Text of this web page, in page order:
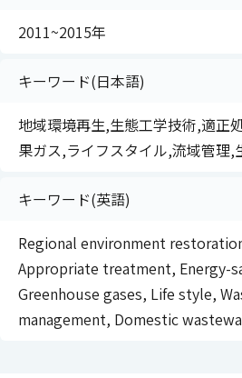
2011~2015年
キーワード(日本語)
地域環境再生,生態工学技術,適正
果ガス,ライフスタイル,流域管理,
キーワード(英語)
Regional environment
Appropriate treatment, Energy-
Greenhouse gases, Life style,
management, Domestic